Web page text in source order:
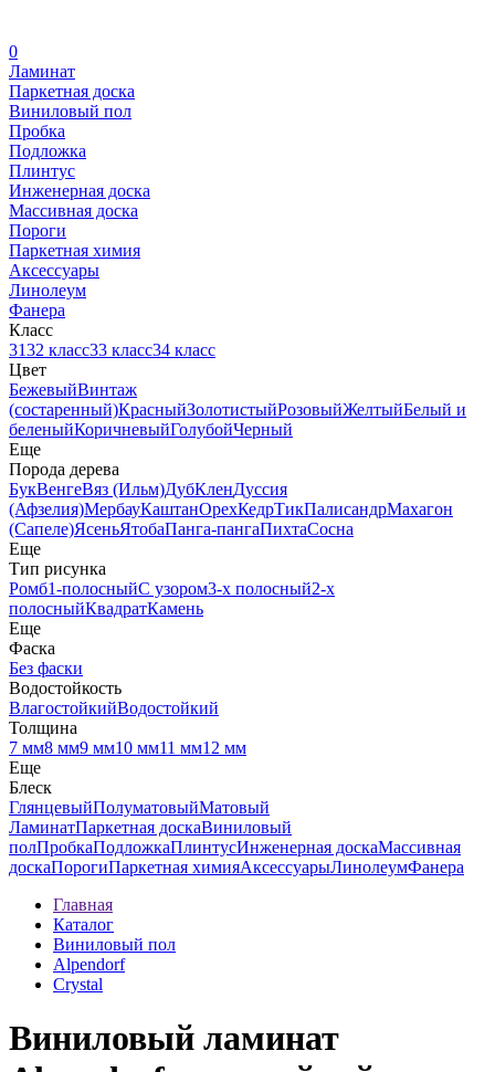
0
Ламинат
Паркетная доска
Виниловый пол
Пробка
Подложка
Плинтус
Инженерная доска
Массивная доска
Пороги
Паркетная химия
Аксессуары
Линолеум
Фанера
Класс
3132 класс33 класс34 класс
Цвет
БежевыйВинтаж
(состаренный)КрасныйЗолотистыйРозовыйЖелтыйБелый и
беленыйКоричневыйГолубойЧерный
Еще
Порода дерева
БукВенгеВяз (Ильм)ДубКленДуссия
(Афзелия)МербауКаштанОрехКедрТикПалисандрМахагон
(Сапеле)ЯсеньЯтобаПанга-пангаПихтаСосна
Еще
Тип рисунка
Ромб1-полосныйС узором3-х полосный2-х
полосныйКвадратКамень
Еще
Фаска
Без фаски
Водостойкость
ВлагостойкийВодостойкий
Толщина
7 мм8 мм9 мм10 мм11 мм12 мм
Еще
Блеск
ГлянцевыйПолуматовыйМатовый
ЛаминатПаркетная доскаВиниловый
полПробкаПодложкаПлинтусИнженерная доскаМассивная
доскаПорогиПаркетная химияАксессуарыЛинолеумФанера
Главная
Каталог
Виниловый пол
Alpendorf
Crystal
Виниловый ламинат